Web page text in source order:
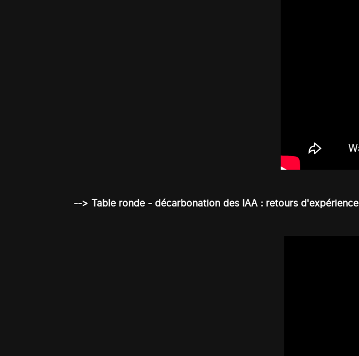
--> Table ronde - décarbonation des IAA : retours d'expérience